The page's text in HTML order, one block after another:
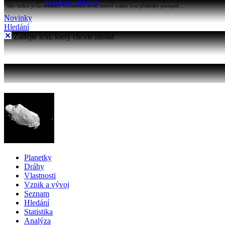
Katalogy objektů
Tato funkce je na stránkách Astronomia nová, testové otázky jsou přidávány postupně...
Novinky
Hledání
Zadejte text, který chcete hledat
Planetky
Dráhy
Vlastnosti
Vznik a vývoj
Seznam
Hledání
Statistika
Analýza